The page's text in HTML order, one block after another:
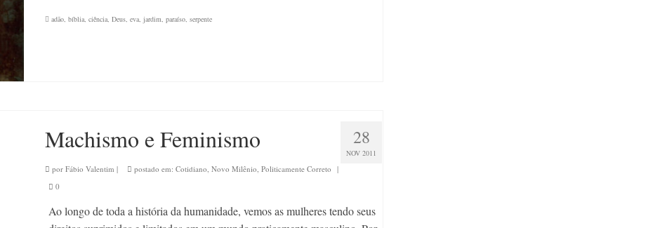
adão, bíblia, ciência, Deus, eva, jardim, paraíso, serpente
28
NOV 2011
Machismo e Feminismo
por Fábio Valentim | postado em: Cotidiano, Novo Milênio, Politicamente Correto |
0
Ao longo de toda a história da humanidade, vemos as mulheres tendo seus